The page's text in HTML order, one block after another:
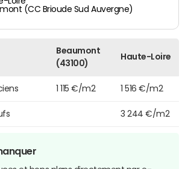
(CC Brioude Sud Auvergne)
Beaumont
(43100)
Haute-Loire
1 115 €/m2 1 516 €/m2
3 244 €/m2